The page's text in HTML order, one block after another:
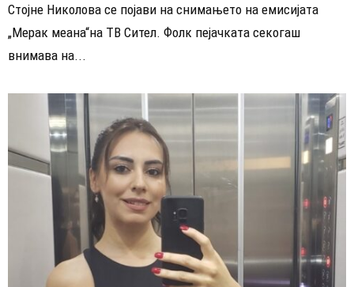
Стојне Николова се појави на снимањето на емисијата
„Мерак меана“на ТВ Сител. Фолк пејачката секогаш
внимава на...